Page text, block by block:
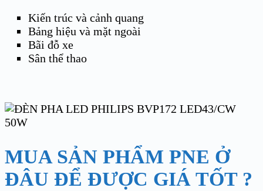
Kiến trúc và cảnh quang
Bảng hiệu và mặt ngoài
Bãi đỗ xe
Sân thể thao
MUA SẢN PHẨM PNE Ở
ĐÂU ĐỂ ĐƯỢC GIÁ TỐT ?